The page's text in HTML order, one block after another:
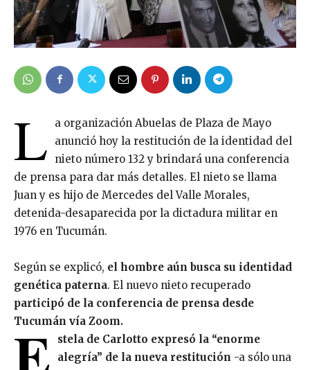
L
a organización Abuelas de Plaza de Mayo
anunció hoy la restitución de la identidad del
nieto número 132 y brindará una conferencia
de prensa para dar más detalles. El nieto se llama
Juan y es hijo de Mercedes del Valle Morales,
detenida-desaparecida por la dictadura militar en
1976 en Tucumán.
Según se explicó, el hombre aún busca su identidad
genética paterna. El nuevo nieto recuperado
participó de la conferencia de prensa desde
Tucumán vía Zoom.
stela de Carlotto expresó la “enorme
alegría” de la nueva restitución -a sólo una